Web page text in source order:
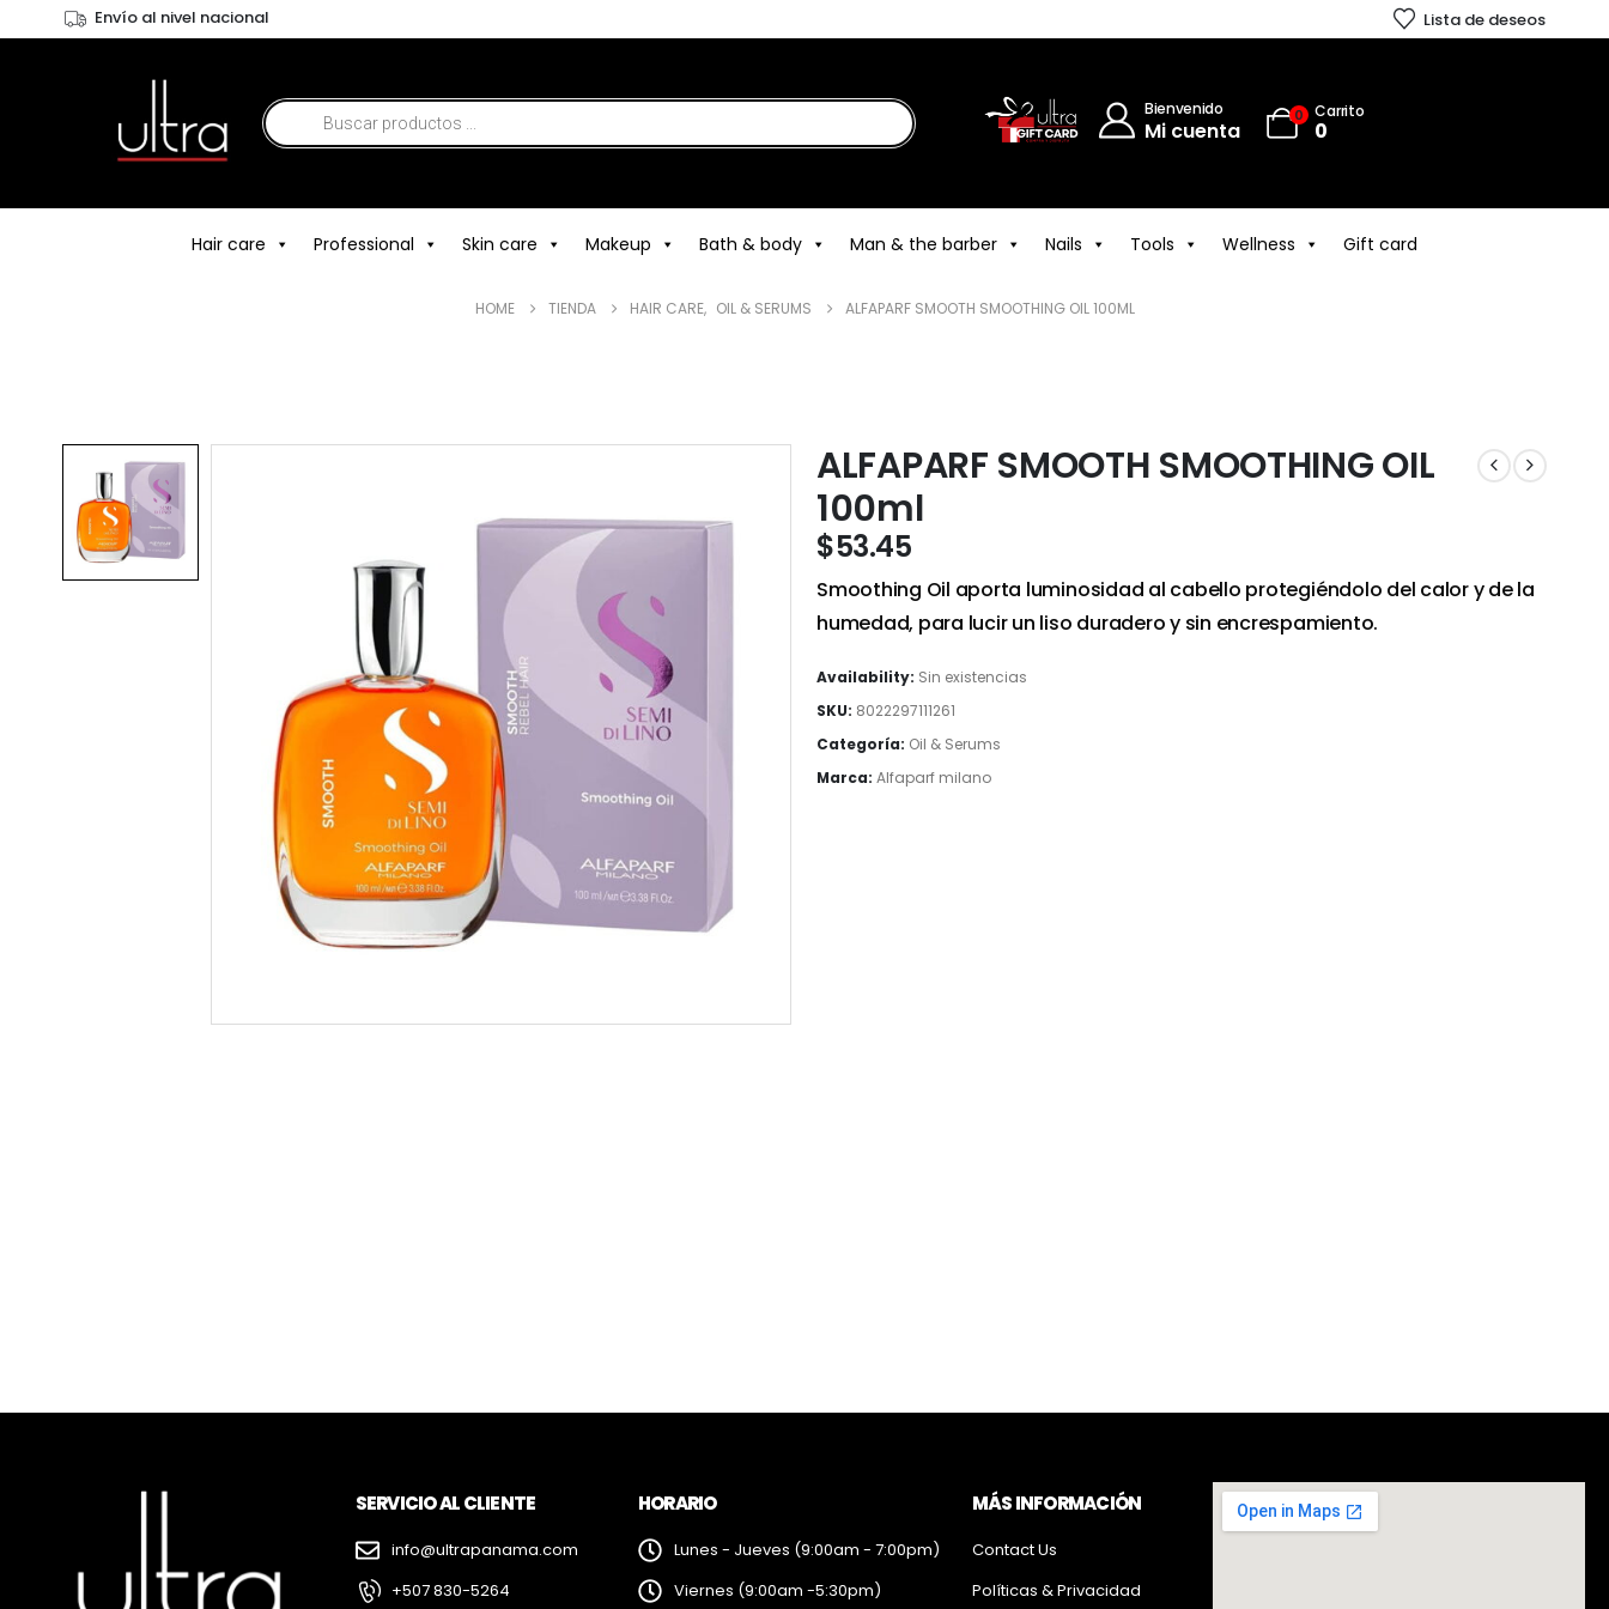
Envío al nivel nacional Lista de deseos
Bienvenido
Mi cuenta
0 Carrito
0
Hair care Professional Skin care Makeup Bath & body Man & the barber Nails Tools Wellness Gift card
HOME TIENDA HAIR CARE, OIL & SERUMS ALFAPARF SMOOTH SMOOTHING OIL 100ML
ALFAPARF SMOOTH SMOOTHING OIL
100ml
$53.45
Smoothing Oil aporta luminosidad al cabello protegiéndolo del calor y de la
humedad, para lucir un liso duradero y sin encrespamiento.
Availability: Sin existencias
SKU: 8022297111261
Categoría: Oil & Serums
Marca: Alfaparf milano
SERVICIO AL CLIENTE
info@ultrapanama.com
+507 830-5264
HORARIO
Lunes - Jueves (9:00am - 7:00pm)
Viernes (9:00am -5:30pm)
MÁS INFORMACIÓN
Contact Us
Políticas & Privacidad